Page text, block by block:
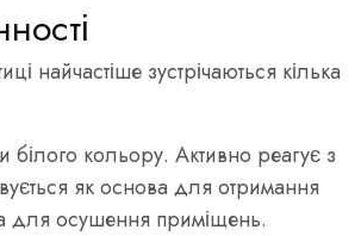
найчастіше зустрічаються кілька
кольору. Активно реагує з
як основа для отримання
для осушення приміщень.